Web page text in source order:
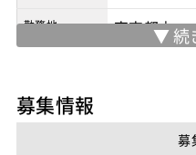
勤務地 東京都内
※実際の勤務地
商流 2次請け
募集情報
募